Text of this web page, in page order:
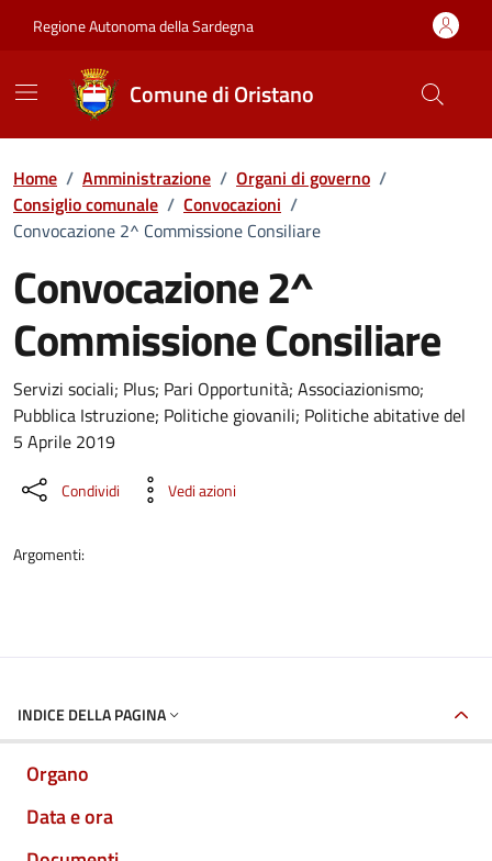
Regione Autonoma della Sardegna
Comune di Oristano
Home / Amministrazione / Organi di governo /
Consiglio comunale / Convocazioni /
Convocazione 2^ Commissione Consiliare
Convocazione 2^
Commissione Consiliare
???portal.DettaglioConvocazione???
Servizi sociali; Plus; Pari Opportunità; Associazionismo;
Pubblica Istruzione; Politiche giovanili; Politiche abitative del
5 Aprile 2019
Condividi Vedi azioni
Argomenti:
INDICE DELLA PAGINA
Organo
Data e ora